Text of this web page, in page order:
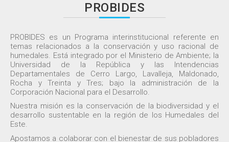
PROBIDES
PROBIDES es un Programa interinstitucional referente en
temas relacionados a la conservación y uso racional de
humedales. Está integrado por el Ministerio de Ambiente; la
Universidad de la República y las Intendencias
Departamentales de Cerro Largo, Lavalleja, Maldonado,
Rocha y Treinta y Tres; bajo la administración de la
Corporación Nacional para el Desarrollo.
Nuestra misión es la conservación de la biodiversidad y el
desarrollo sustentable en la región de los Humedales del
Este.
Apostamos a colaborar con el bienestar de sus pobladores